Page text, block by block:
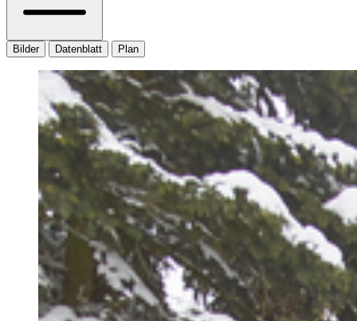
Bilder Datenblatt Plan